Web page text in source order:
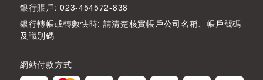
銀行賬戶: 023-454572-838
銀行轉帳或轉數快時: 請清楚核實帳戶公司名稱、帳戶號碼
及識別碼
網站付款方式